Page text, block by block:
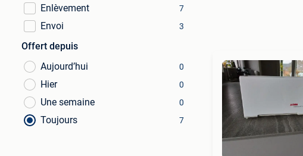
Enlèvement
7
Envoi 3
Offert depuis
Aujourd’hui
0
Hier 0
Une semaine 0
Toujours 7